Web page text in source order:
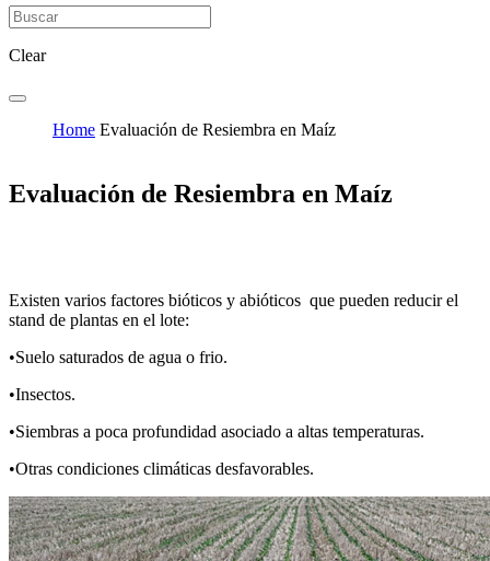
Clear
Home Evaluación de Resiembra en Maíz
Evaluación de Resiembra en Maíz
Existen varios factores bióticos y abióticos que pueden reducir el
stand de plantas en el lote:
•Suelo saturados de agua o frio.
•Insectos.
•Siembras a poca profundidad asociado a altas temperaturas.
•Otras condiciones climáticas desfavorables.